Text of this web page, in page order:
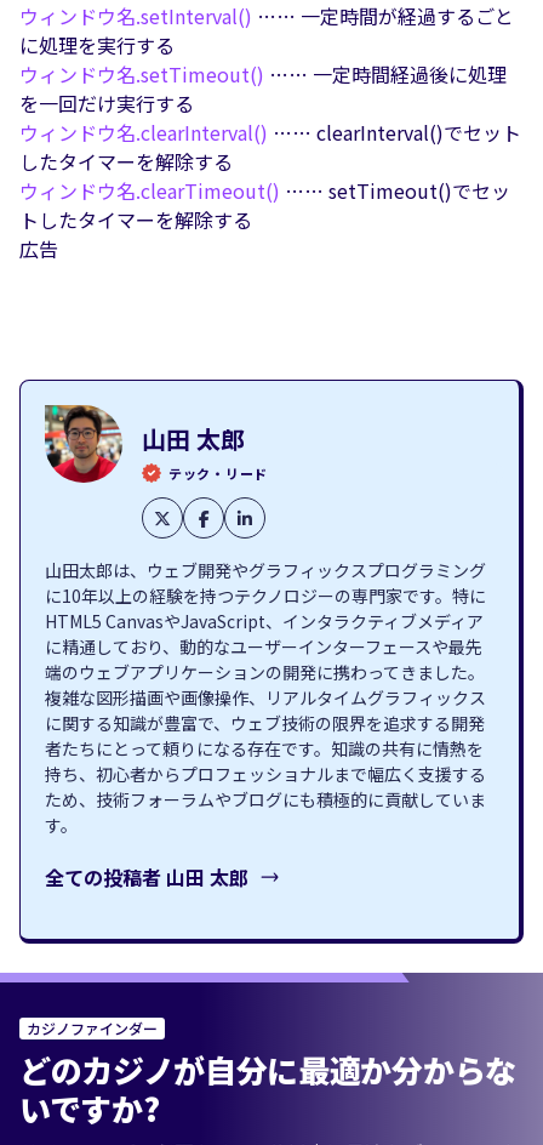
ウィンドウ名.setInterval() …… 一定時間が経過するごと
に処理を実行する
ウィンドウ名.setTimeout() …… 一定時間経過後に処理
を一回だけ実行する
ウィンドウ名.clearInterval() …… clearInterval()でセット
したタイマーを解除する
ウィンドウ名.clearTimeout() …… setTimeout()でセッ
トしたタイマーを解除する
広告
山田 太郎
テック・リード
山田太郎は、ウェブ開発やグラフィックスプログラミング
に10年以上の経験を持つテクノロジーの専門家です。特に
HTML5 CanvasやJavaScript、インタラクティブメディア
に精通しており、動的なユーザーインターフェースや最先
端のウェブアプリケーションの開発に携わってきました。
複雑な図形描画や画像操作、リアルタイムグラフィックス
に関する知識が豊富で、ウェブ技術の限界を追求する開発
者たちにとって頼りになる存在です。知識の共有に情熱を
持ち、初心者からプロフェッショナルまで幅広く支援する
ため、技術フォーラムやブログにも積極的に貢献していま
す。
全ての投稿者 山田 太郎
カジノファインダー
どのカジノが自分に最適か分からな
いですか?